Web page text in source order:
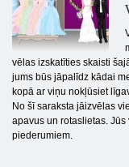
vēlas izskatīties skaisti
jums būs jāpalīdz kādai
kopā ar viņu nokļūsiet
No šī saraksta jāizvēlas
apavus un rotaslietas.
piederumiem.